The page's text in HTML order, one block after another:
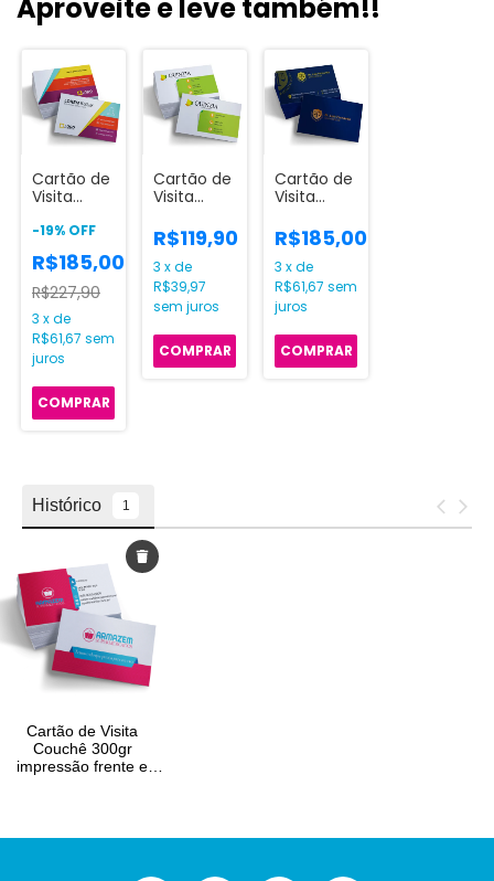
Aproveite e leve também!!
Cartão de
Visita
Fosca e
Verniz
Localizado
Frente e
verso
-19% OFF
R$185,00
R$227,90
3 xde
R$61,67 sem
juros
COMPRAR
Cartão de
Visita
300gr
impressão
só frente
colorido
R$119,90
3 xde
R$39,97
sem juros
COMPRAR
Cartão de
Visita
com
Laminação
Fosca
Frente e
Verso
R$185,00
3 xde
R$61,67 sem
juros
COMPRAR